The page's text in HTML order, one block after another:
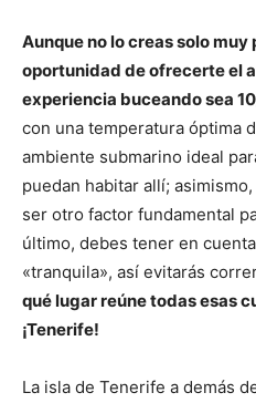
Aunque no lo creas solo
oportunidad de ofrecerte el
experiencia buceando sea
con una temperatura óptima
ambiente submarino ideal
puedan habitar allí;
ser otro factor fundamental
último, debes tener en
«tranquila», así evitarás
qué lugar reúne todas esas
¡Tenerife!
La isla de Tenerife a demás